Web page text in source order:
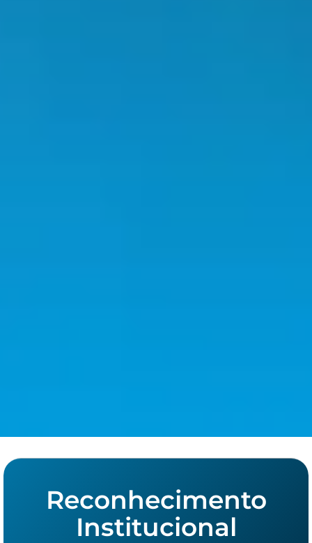
Reconhecimento
Institucional